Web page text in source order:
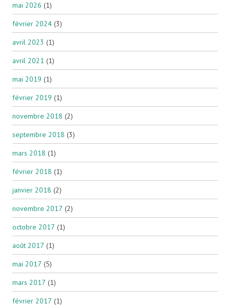
mai 2026 (1)
février 2024 (3)
avril 2023 (1)
avril 2021 (1)
mai 2019 (1)
février 2019 (1)
novembre 2018 (2)
septembre 2018 (3)
mars 2018 (1)
février 2018 (1)
janvier 2018 (2)
novembre 2017 (2)
octobre 2017 (1)
août 2017 (1)
mai 2017 (5)
mars 2017 (1)
février 2017 (1)